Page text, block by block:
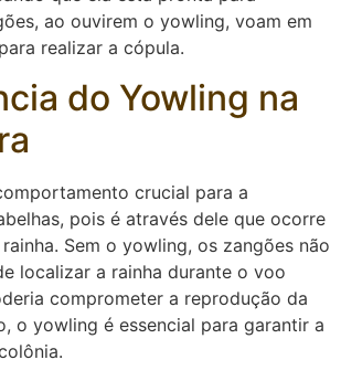
ao ouvirem o yowling, voam em
realizar a cópula.
do Yowling na
crucial para a
pois é através dele que ocorre
Sem o yowling, os zangões não
localizar a rainha durante o voo
comprometer a reprodução da
o yowling é essencial para garantir a